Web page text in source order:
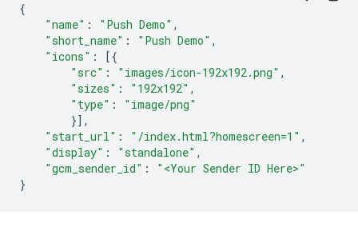
{
"name" : "Push Demo" ,
"short_name" : "Push Demo" ,
"icons" :
[{
"src" : "images/icon-192x192.png" ,
"sizes" : "192x192" ,
"type" :
"image/png"
}],
"start_url" : "/index.html?homescreen=1" ,
"display" : "standalone" ,
"gcm_sender_id" :
"<Your Sender ID Here>"
}